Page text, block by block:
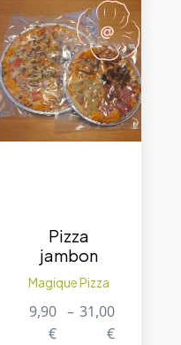
Pizza
jambon
Magique Pizza
9,90
€
– 31,00
€